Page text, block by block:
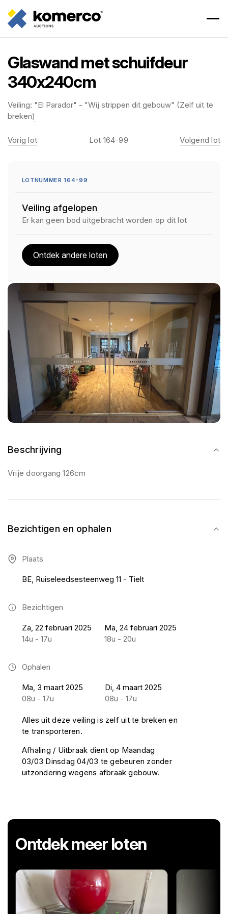
Glaswand met schuifdeur
340x240cm
Veiling: "El Parador" - "Wij strippen dit gebouw" (Zelf uit te
breken)
Beschrijving
Vrije doorgang 126cm
Bezichtigen en ophalen
Plaats
BE, Ruiseleedsesteenweg 11 - Tielt
Bezichtigen
Za, 22 februari 2025
14u - 17u
Ma, 24 februari 2025
18u - 20u
Ophalen
Ma, 3 maart 2025
08u - 17u
Di, 4 maart 2025
08u - 17u
Alles uit deze veiling is zelf uit te breken en
te transporteren.
Afhaling / Uitbraak dient op Maandag
03/03 Dinsdag 04/03 te gebeuren zonder
uitzondering wegens afbraak gebouw.
Vorig lot Lot 164-99 Volgend lot
LOTNUMMER 164-99
Veiling afgelopen
Er kan geen bod uitgebracht worden op dit lot
Ontdek andere loten
Ontdek meer loten